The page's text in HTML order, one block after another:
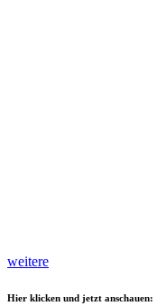
weitere
Hier klicken und jetzt anschauen: